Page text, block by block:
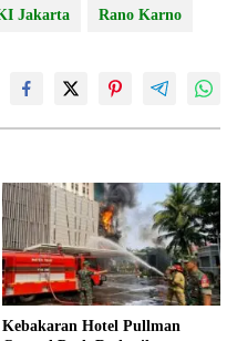
Jakarta Rano Karno
Kebakaran Hotel Pullman